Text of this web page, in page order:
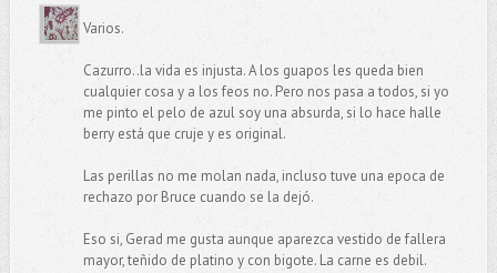
Varios.
Cazurro..la vida es injusta. A los guapos les queda bien
cualquier cosa y a los feos no. Pero nos pasa a todos, si yo
me pinto el pelo de azul soy una absurda, si lo hace halle
berry está que cruje y es original.
Las perillas no me molan nada, incluso tuve una epoca de
rechazo por Bruce cuando se la dejó.
Eso si, Gerad me gusta aunque aparezca vestido de fallera
mayor, teñido de platino y con bigote. La carne es debil.